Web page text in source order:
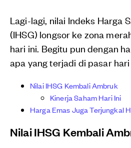
Lagi-lagi, nilai Indeks Harga
(IHSG) longsor ke zona
hari ini. Begitu pun dengan
apa yang terjadi di pasar
Nilai IHSG Kembali Ambruk
Kinerja Saham Hari Ini
Harga Emas Juga Terjungkal
Nilai IHSG Kembali